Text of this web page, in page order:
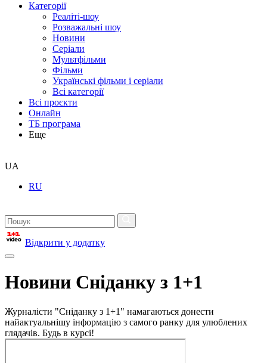
Категорії
Реаліті-шоу
Розважальні шоу
Новини
Серіали
Мультфільми
Фільми
Українські фільми і серіали
Всі категорії
Всі проєкти
Онлайн
ТБ програма
Еще
UA
RU
Відкрити у додатку
Новини Сніданку з 1+1
Журналісти "Сніданку з 1+1" намагаються донести
найактуальнішу інформацію з самого ранку для улюблених
глядачів. Будь в курсі!